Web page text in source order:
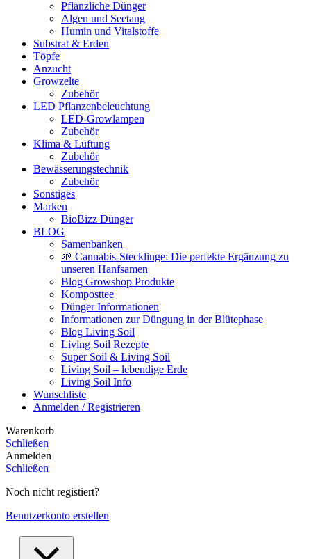
Pflanzliche Dünger
Algen und Seetang
Humin und Vitalstoffe
Substrat & Erden
Töpfe
Anzucht
Growzelte
Zubehör
LED Pflanzenbeleuchtung
LED-Growlampen
Zubehör
Klima & Lüftung
Zubehör
Bewässerungstechnik
Zubehör
Sonstiges
Marken
BioBizz Dünger
BLOG
Samenbanken
🌱 Cannabis-Stecklinge: Die perfekte Ergänzung zu
unseren Hanfsamen
Blog Growshop Produkte
Komposttee
Dünger Informationen
Informationen zur Düngung in der Blütephase
Blog Living Soil
Living Soil Rezepte
Super Soil & Living Soil
Living Soil – lebendige Erde
Living Soil Info
Wunschliste
Anmelden / Registrieren
Warenkorb
Schließen
Anmelden
Schließen
Noch nicht registiert?
Benutzerkonto erstellen